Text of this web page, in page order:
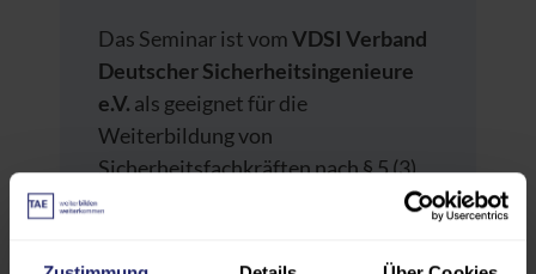
Das Seminar ist vomVDSI Verband
Deutscher Sicherheitsingenieure
e.V. als geeignet für die
Weiterbildung von
Sicherheitsfachkräften nach § 5 (3)
qualifizierten